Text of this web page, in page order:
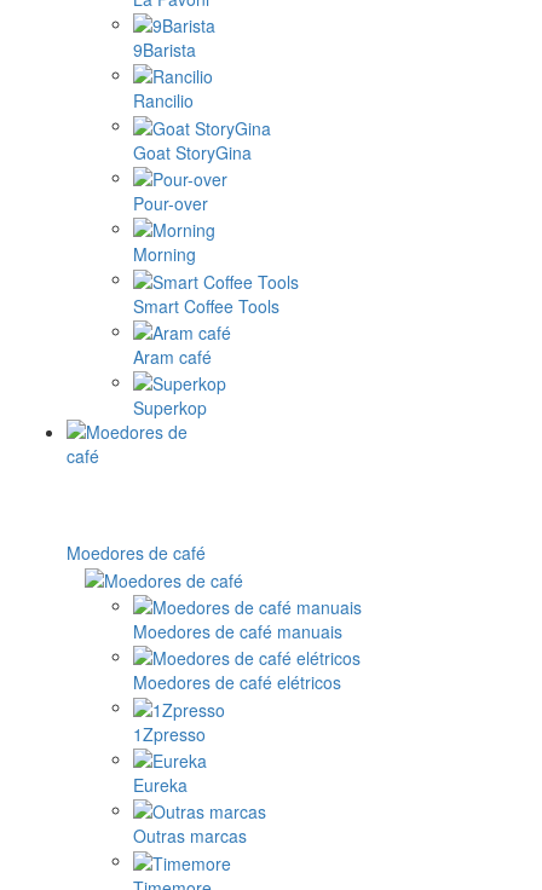
9Barista
Rancilio
Goat StoryGina
Pour-over
Morning
Smart Coffee Tools
Aram café
Superkop
Moedores de café
Moedores de café manuais
Moedores de café elétricos
1Zpresso
Eureka
Outras marcas